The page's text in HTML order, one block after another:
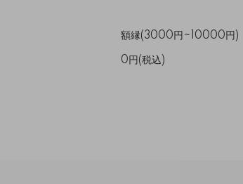
額縁(3000円~10000円)
0円(税込)